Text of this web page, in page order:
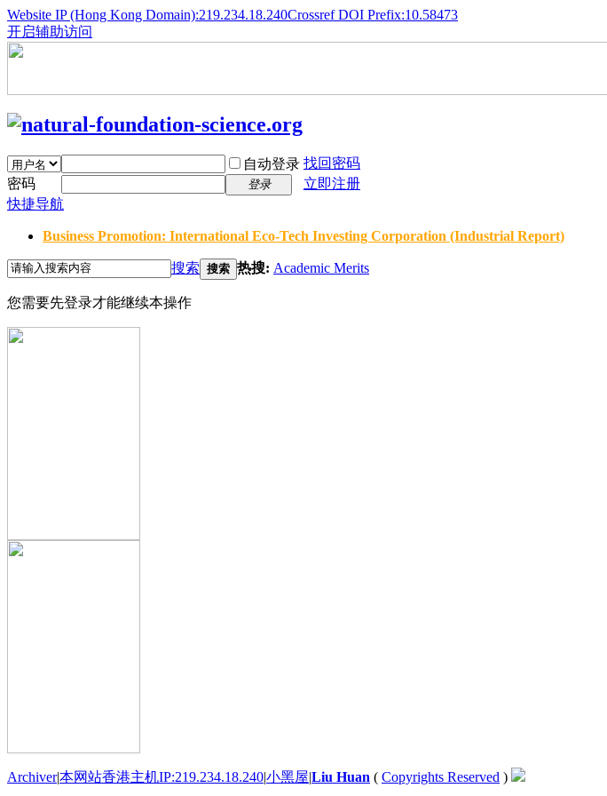
Website IP (Hong Kong Domain):219.234.18.240Crossref DOI Prefix:10.58473
开启辅助访问
自动登录 找回密码
密码
登录
立即注册
快捷导航
Business Promotion: International Eco-Tech Investing Corporation (Industrial Report)
搜索 搜索 热搜: Academic Merits
您需要先登录才能继续本操作
Archiver|本网站香港主机IP:219.234.18.240|小黑屋|Liu Huan ( Copyrights Reserved )